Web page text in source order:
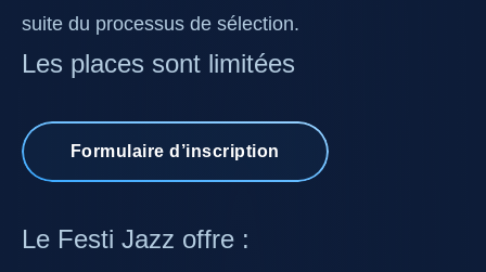
suite du processus de sélection.
Les places sont limitées
Formulaire d’inscription
Le Festi Jazz offre :